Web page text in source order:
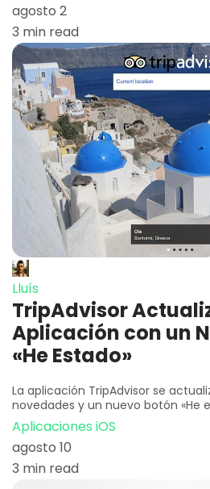
agosto 2
3 min read
Lluís
TripAdvisor
Aplicación con un
«He Estado»
La aplicación TripAdvisor se
novedades y un nuevo botón «He
Aplicaciones iOS
agosto 10
3 min read